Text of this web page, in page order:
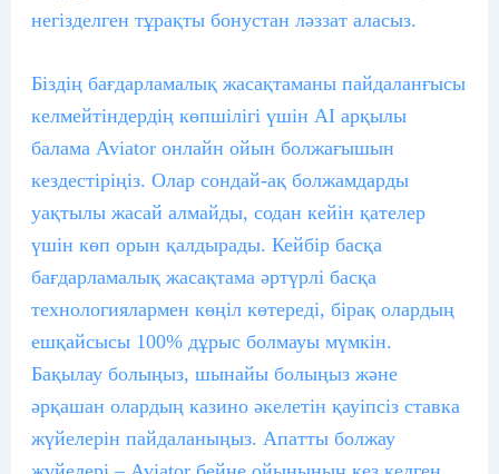
негізделген тұрақты бонустан ләззат аласыз.
Біздің бағдарламалық жасақтаманы пайдаланғысы
келмейтіндердің көпшілігі үшін AI арқылы
балама Aviator онлайн ойын болжағышын
кездестіріңіз. Олар сондай-ақ болжамдарды
уақтылы жасай алмайды, содан кейін қателер
үшін көп орын қалдырады. Кейбір басқа
бағдарламалық жасақтама әртүрлі басқа
технологиялармен көңіл көтереді, бірақ олардың
ешқайсысы 100% дұрыс болмауы мүмкін.
Бақылау болыңыз, шынайы болыңыз және
әрқашан олардың казино әкелетін қауіпсіз ставка
жүйелерін пайдаланыңыз. Апатты болжау